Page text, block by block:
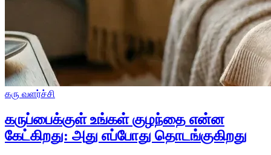
கரு வளர்ச்சி
கருப்பைக்குள் உங்கள் குழந்தை என்ன
கேட்கிறது: அது எப்போது தொடங்குகிறது